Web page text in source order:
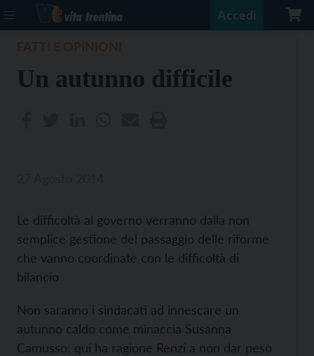
Accedi
Un autunno difficile
Le difficoltà al governo verranno dalla non
semplice gestione del passaggio delle riforme
che vanno coordinate con le difficoltà di
bilancio
Non saranno i sindacati ad innescare un
autunno caldo come minaccia Susanna
Camusso: qui ha ragione Renzi a non dar peso